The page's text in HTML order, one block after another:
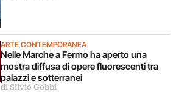
ARTE CONTEMPORANEA
Nelle Marche a Fermo ha aperto una
mostra diffusa di opere fluorescenti tra
palazzi e sotterranei
di Silvio Gobbi